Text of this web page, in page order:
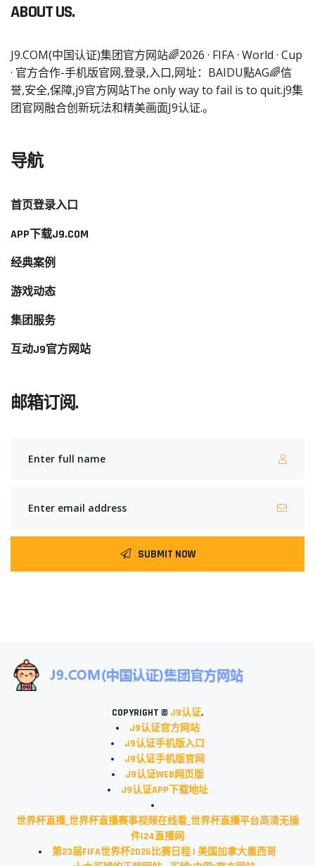
ABOUT US.
J9.COM(中国认证)集团官方网站🌈2026 · FIFA · World · Cup
· 官方合作-手机版官网,登录,入口,网址：BAIDU點AG🌈信
誉,安全,保障,j9官方网站The only way to fail is to quit.j9集
团官网融合创新玩法和精美画面J9认证.。
导航
首页登录入口
APP下载J9.COM
经典案例
游戏动态
集团服务
互动J9官方网站
邮箱订阅.
SUBMIT NOW
COPYRIGHT © J9认证.
J9认证官方网站
J9认证手机版入口
J9认证手机版官网
J9认证WEB网页版
J9认证APP下载地址
世界杯直播_世界杯直播赛事视频在线看_世界杯直播平台高清无插
件|24直播网
第23届FIFA世界杯2026比赛日程 | 美国加拿大墨西哥